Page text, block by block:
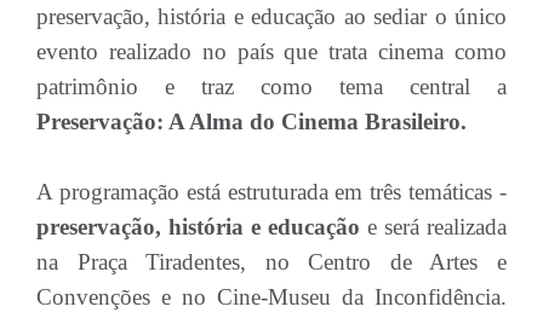
preservação, história e educação ao sediar o único
evento realizado no país que trata cinema como
patrimônio e traz como tema central a
Preservação: A Alma do Cinema Brasileiro.
A programação está estruturada em três temáticas -
preservação, história e educação e será realizada
na Praça Tiradentes, no Centro de Artes e
Convenções e no Cine-Museu da Inconfidência.